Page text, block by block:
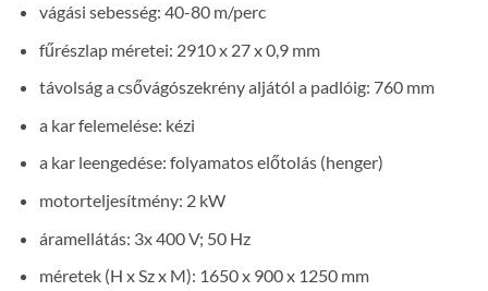
vágási sebesség: 40-80 m/perc
fűrészlap méretei: 2910 x 27 x 0,9 mm
távolság a csővágószekrény aljától a padlóig: 760 mm
a kar felemelése: kézi
a kar leengedése: folyamatos előtolás (henger)
motorteljesítmény: 2 kW
áramellátás: 3x 400 V; 50 Hz
méretek (H x Sz x M): 1650 x 900 x 1250 mm